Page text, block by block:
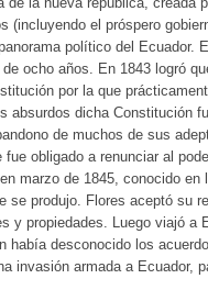
(incluyendo el próspero
político del Ecuador.
ocho años. En 1843 logró
por la que
absurdos dicha Constitución
de muchos de sus
fue obligado a renunciar al
marzo de 1845, conocido
se produjo. Flores aceptó su
y propiedades. Luego viajó a
había desconocido los
invasión armada a Ecuador,